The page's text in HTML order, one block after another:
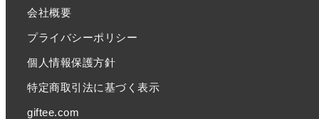
会社概要
プライバシーポリシー
個人情報保護方針
特定商取引法に基づく表示
giftee.com